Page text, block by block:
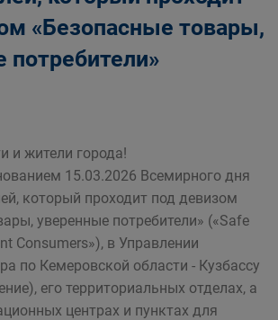
«Безопасные товары,
потребители»
и жители города!
15.03.2026 Всемирного дня
который проходит под девизом
уверенные потребители» («Safe
Consumers»), в Управлении
по Кемеровской области - Кузбассу
его территориальных отделах, а
центрах и пунктах для